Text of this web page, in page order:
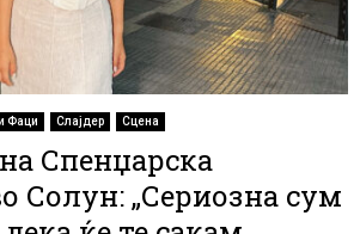
Фаци Слајдер Сцена
Спенџарска
Солун: „Сериозна сум